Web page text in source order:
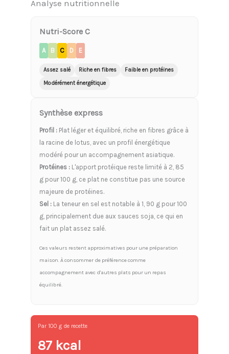
Analyse nutritionnelle
Nutri-Score C
A B C D E
Assez salé Riche en fibres
Faible en protéines
Modérément énergétique
Synthèse express
Profil : Plat léger et équilibré, riche en fibres grâce à
la racine de lotus, avec un profil énergétique
modéré pour un accompagnement asiatique.
Protéines : L'apport protéique reste limité à 2, 85
g pour 100 g, ce plat ne constitue pas une source
majeure de protéines.
Sel : La teneur en sel est notable à 1, 90 g pour 100
g, principalement due aux sauces soja, ce qui en
fait un plat assez salé.
Ces valeurs restent approximatives pour une préparation
maison. À consommer de préférence comme
accompagnement avec d'autres plats pour un repas
équilibré.
Par 100 g de recette
87 kcal